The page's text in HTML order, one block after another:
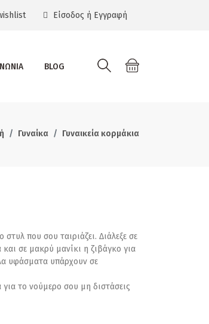
Είσοδος ή Εγγραφή
BLOG
Γυναίκα Γυναικεία κορμάκια
που σου ταιριάζει. Διάλεξε σε
και σε μακρύ μανίκι η ζιβάγκο για
υφάσματα υπάρχουν σε
το νούμερο σου μη διστάσεις